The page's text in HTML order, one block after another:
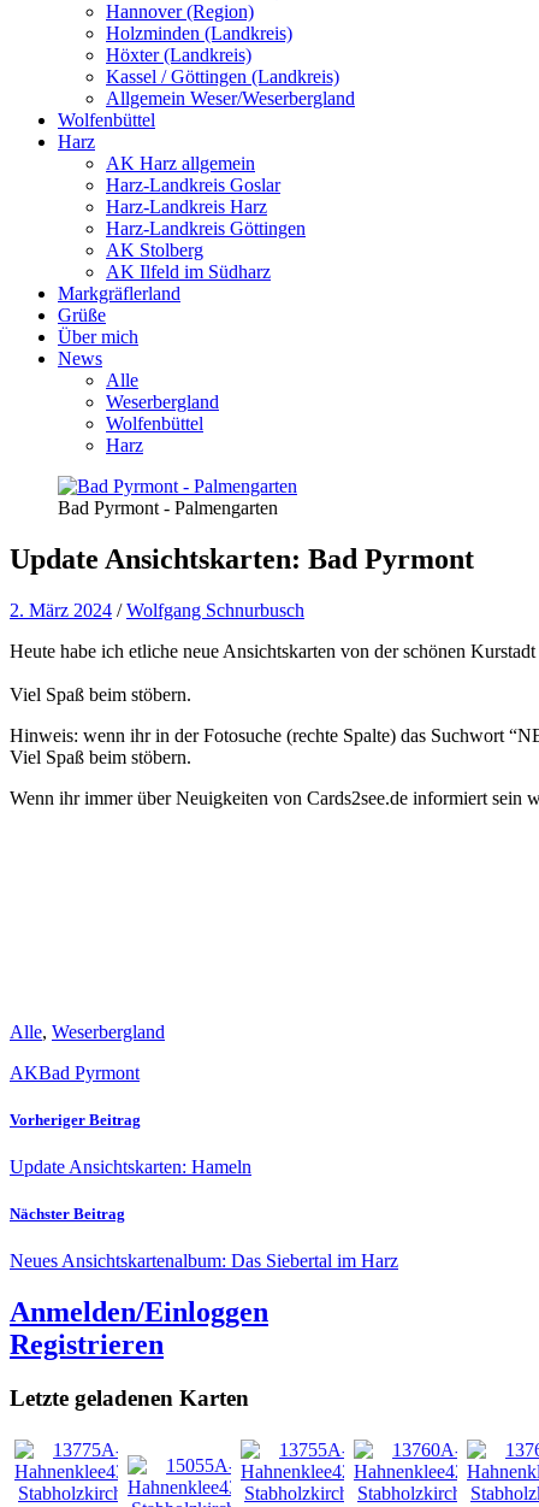
Hannover (Region)
Holzminden (Landkreis)
Höxter (Landkreis)
Kassel / Göttingen (Landkreis)
Allgemein Weser/Weserbergland
Wolfenbüttel
Harz
AK Harz allgemein
Harz-Landkreis Goslar
Harz-Landkreis Harz
Harz-Landkreis Göttingen
AK Stolberg
AK Ilfeld im Südharz
Markgräflerland
Grüße
Über mich
News
Alle
Weserbergland
Wolfenbüttel
Harz
Bad Pyrmont - Palmengarten
Update Ansichtskarten: Bad Pyrmont
2. März 2024 /Wolfgang Schnurbusch
Heute habe ich etliche neue Ansichtskarten von der schönen Kurstadt
Viel Spaß beim stöbern.
Hinweis: wenn ihr in der Fotosuche (rechte Spalte) das Suchwort
Viel Spaß beim stöbern.
Wenn ihr immer über Neuigkeiten von Cards2see.de informiert sein
Alle, Weserbergland
AKBad Pyrmont
Vorheriger Beitrag
Update Ansichtskarten: Hameln
Nächster Beitrag
Neues Ansichtskartenalbum: Das Siebertal im Harz
Anmelden/Einloggen
Registrieren
Letzte geladenen Karten